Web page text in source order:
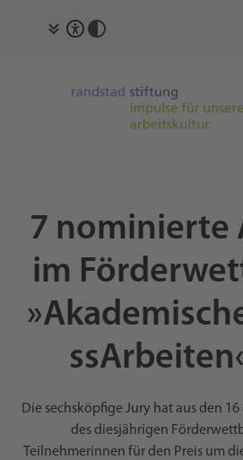
7 nominierte
im
Die sechsköpfige Jury hat aus den
des diesjährigen
Teilnehmerinnen für den Preis um